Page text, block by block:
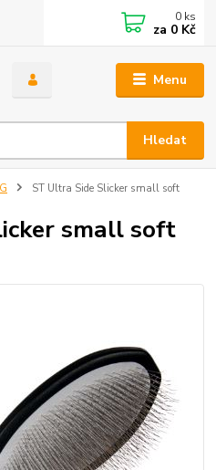
Menu
Hledat
0 ks
za 0 Kč
ST Ultra Side Slicker small soft
small soft